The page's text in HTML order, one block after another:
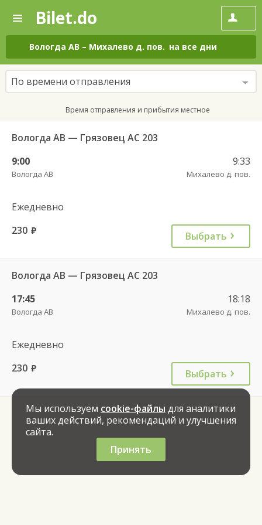
—
Поиск
и
покупка
билетов
на
автобус
онлайн
Bilet.do
Вологда АВ – Михалево д. пов. на все дни
По времени отправления
Время отправления и прибытия местное
Вологда АВ — Грязовец АС 203
9:00
Вологда АВ
9:33
Михалево д. пов.
Ежедневно
230 руб. Выбрать
Вологда АВ — Грязовец АС 203
17:45
Вологда АВ
18:18
Михалево д. пов.
Ежедневно
230 руб. Выбрать
Мы используем cookie-файлы для аналитики
ваших действий, рекомендаций и улучшения
сайта.
Принять